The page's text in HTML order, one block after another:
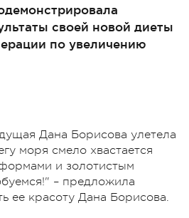
своей новой диеты
по увеличению
Дана Борисова улетела
моря смело хвастается
и золотистым
– предложила
ее красоту Дана Борисова.